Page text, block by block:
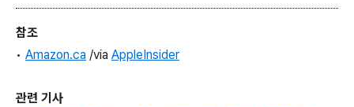
참조
• Amazon.ca /via AppleInsider
관련 기사